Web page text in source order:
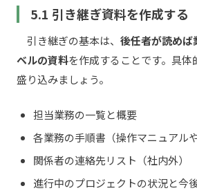
5.1 引き継ぎ資料を作成する
引き継ぎの基本は、 後任者が読めば
ベルの資料を作成することです。具体
盛り込みましょう。
担当業務の一覧と概要
各業務の手順書（操作マニュアル
関係者の連絡先リスト（社内外）
進行中のプロジェクトの状況と今